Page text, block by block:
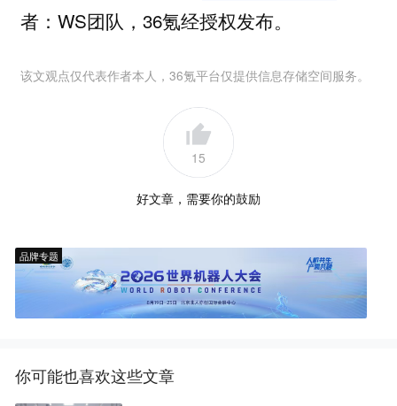
者：WS团队，36氪经授权发布。
该文观点仅代表作者本人，36氪平台仅提供信息存储空间服务。
15
好文章，需要你的鼓励
品牌专题
你可能也喜欢这些文章